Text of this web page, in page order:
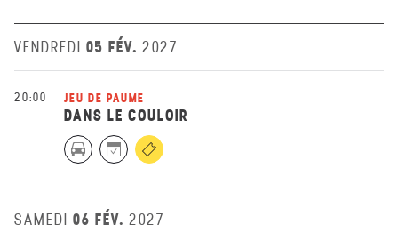
VENDREDI 05 FÉV. 2027
20:00 JEU DE PAUME
DANS LE COULOIR
SAMEDI 06 FÉV. 2027